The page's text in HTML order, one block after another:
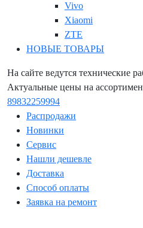
Vivo
Xiaomi
ZTE
НОВЫЕ ТОВАРЫ
На сайте ведутся технические
Актуальные цены на
89832259994
Распродажи
Новинки
Сервис
Нашли дешевле
Доставка
Способ оплаты
Заявка на ремонт